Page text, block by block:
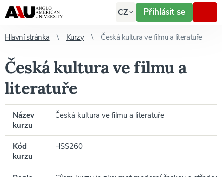
CZ Přihlásit se
Hlavní stránka Kurzy Česká kultura ve filmu a literatuře
Česká kultura ve filmu a
literatuře
Název
kurzu
Česká kultura ve filmu a literatuře
Kód
kurzu
HSS260